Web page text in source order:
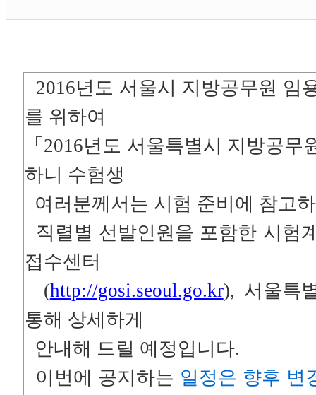
2016년도 서울시 지방공무원 임
를 위하여
「2016년도 서울특별시 지방공
하니 수험생
여러분께서는 시험 준비에 참고
직렬별 선발인원을 포함한 시험
접수센터
(http://gosi.seoul.go.kr), 서울특
통해 상세하게
안내해 드릴 예정입니다.
이번에 공지하는 일정은 향후 변